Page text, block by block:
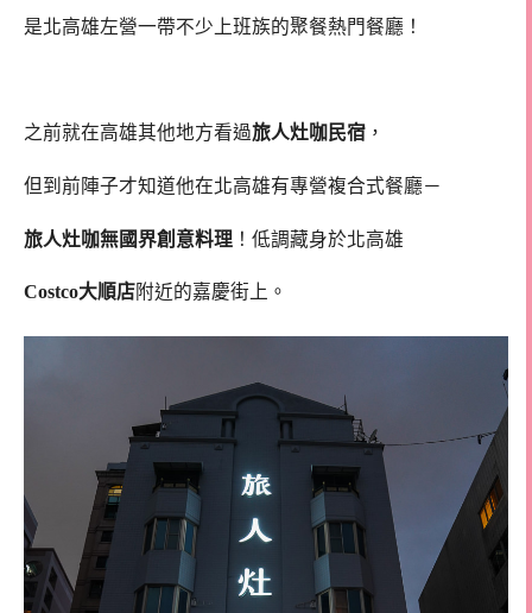
是北高雄左營一帶不少上班族的聚餐熱門餐廳！
之前就在高雄其他地方看過旅人灶咖民宿 ，
但到前陣子才知道他在北高雄有專營複合式餐廳－
旅人灶咖無國界創意料理 ！低調藏身於北高雄
Costco大順店附近的嘉慶街上。